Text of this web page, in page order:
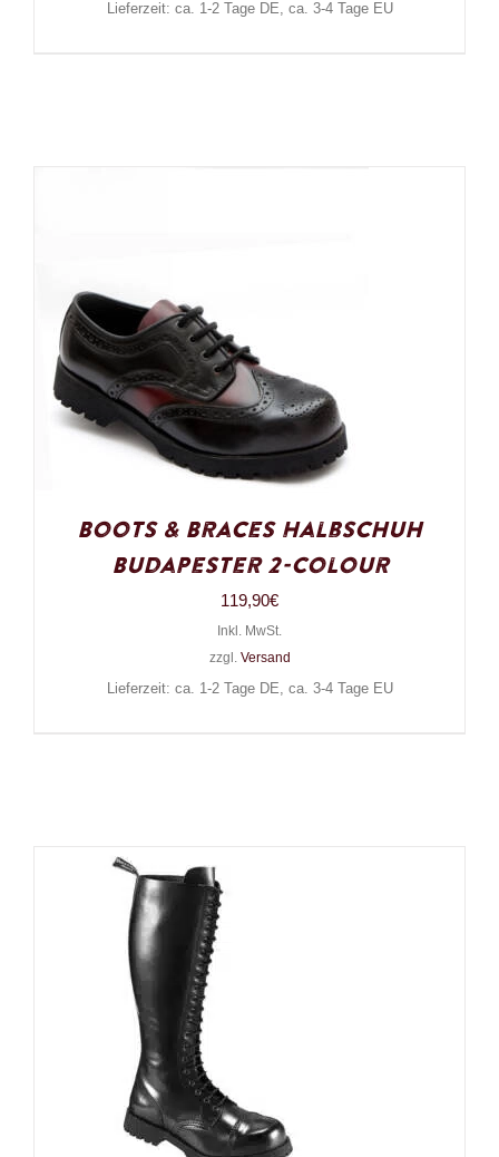
Lieferzeit: ca. 1-2 Tage DE, ca. 3-4 Tage EU
Boots & Braces Halbschuh
Budapester 2-Colour
119,90€
Inkl. MwSt.
zzgl. Versand
Lieferzeit: ca. 1-2 Tage DE, ca. 3-4 Tage EU